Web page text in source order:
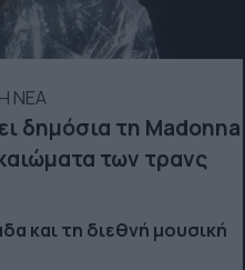
ΝΕΑ
δημόσια τη Madonna
των τρανς
και τη διεθνή μουσική